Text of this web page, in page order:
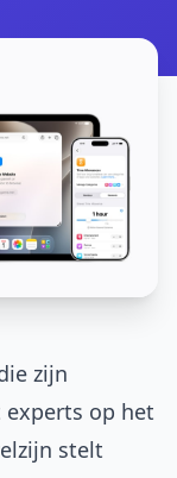
zijn
op het
stelt